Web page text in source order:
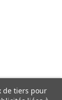
de tiers pour